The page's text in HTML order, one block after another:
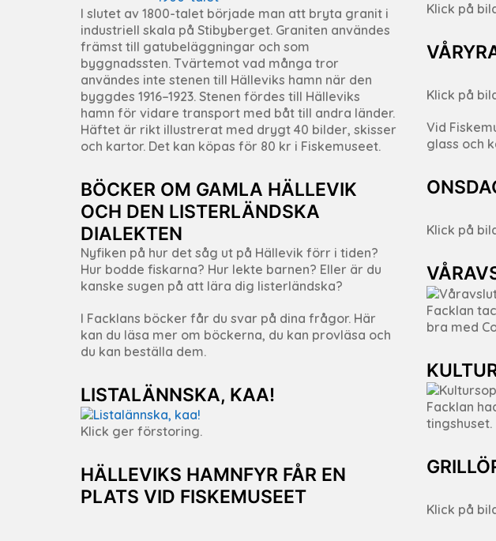
I slutet av 1800-talet började man att bryta granit i
industriell skala på Stibyberget. Graniten användes
främst till gatubeläggningar och som
byggnadssten. Tvärtemot vad många tror
användes inte stenen till Hälleviks hamn när den
byggdes 1916–1923. Stenen fördes till Hälleviks
hamn för vidare transport med båt till andra länder.
Häftet är rikt illustrerat med drygt 40 bilder, skisser
och kartor. Det kan köpas för 80 kr i Fiskemuseet.
BÖCKER OM GAMLA HÄLLEVIK
OCH DEN LISTERLÄNDSKA
DIALEKTEN
Nyfiken på hur det såg ut på Hällevik förr i tiden?
Hur bodde fiskarna? Hur lekte barnen? Eller är du
kanske sugen på att lära dig listerländska?
I Facklans böcker får du svar på dina frågor. Här
kan du läsa mer om böckerna, du kan provläsa och
du kan beställa dem.
LISTALÄNNSKA, KAA!
Klick ger förstoring.
HÄLLEVIKS HAMNFYR FÅR EN
PLATS VID FISKEMUSEET
Klick på
Klick på
Vid
glass och
Klick på
Facklan
bra med
Facklan
tingshuset.
Klick på